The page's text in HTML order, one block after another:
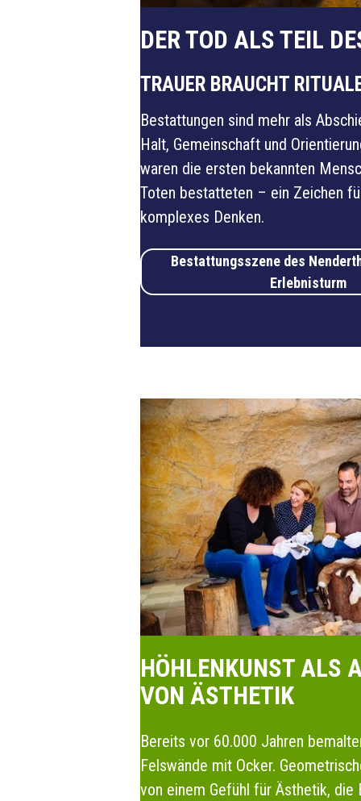
DER TOD ALS TEIL
TRAUER BRAUCHT
Bestattungen sind mehr als
Halt, Gemeinschaft und
waren die ersten bekannten
Toten bestatteten – ein Zeichen
komplexes Denken.
Bestattungsszene des
Erlebnisturm
HÖHLENKUNST ALS
VON ÄSTHETIK
Bereits vor 60.000 Jahren
Felswände mit Ocker.
von einem Gefühl für Ästhetik, die